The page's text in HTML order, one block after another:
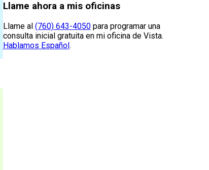
Llame ahora a mis oficinas
Llame al (760) 643-4050para programar una
consulta inicial gratuita en mi oficina de Vista.
Hablamos Español .